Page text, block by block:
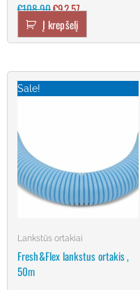
€108.90€92.57
Į krepšelį
Sale!
Lankstūs ortakiai
Fresh&Flex lankstus ortakis ,
50m
OriginalCurrent